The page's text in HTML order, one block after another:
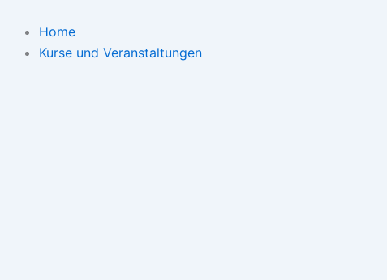
Inhalt
springen
Home
Kurse und Veranstaltungen